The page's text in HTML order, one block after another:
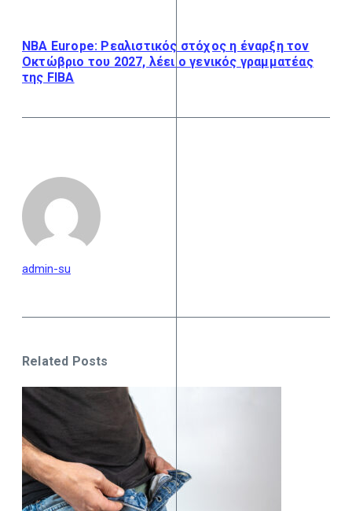
NBA Europe: Ρεαλιστικός στόχος η έναρξη τον
Οκτώβριο του 2027, λέει ο γενικός γραμματέας
της FIBA
admin-su
Related Posts